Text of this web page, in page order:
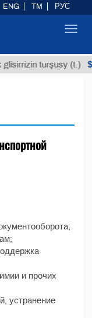
turşusy (t.)
и прочих
устранение
ENG TM РУС